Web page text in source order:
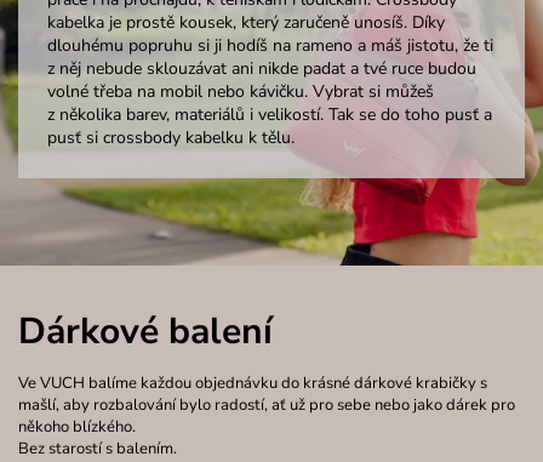
kabelka je prostě kousek, který zaručeně unosíš. Díky
dlouhému popruhu si ji hodíš na rameno a máš jistotu, že ti
z něj nebude sklouzávat ani nikde padat a tvé ruce budou
volné třeba na mobil nebo kávičku. Vybrat si můžeš
z několika barev, materiálů i velikostí. Tak se do toho pusť a
pusť si crossbody kabelku k tělu.
Dárkové balení
Ve VUCH balíme každou objednávku do krásné dárkové krabičky s
mašlí, aby rozbalování bylo radostí, ať už pro sebe nebo jako dárek pro
někoho blízkého.
Bez starostí s balením.